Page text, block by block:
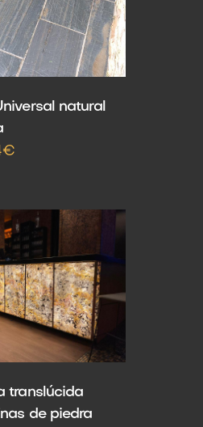
natural
translúcida
de piedra